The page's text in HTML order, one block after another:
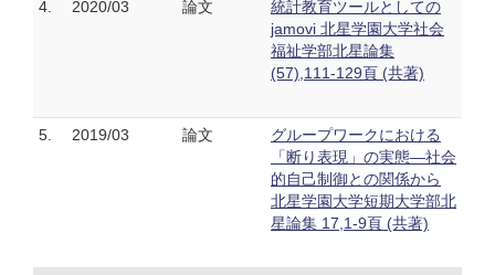
4. 2020/03 論文
統計教育ツールとしての
jamovi 北星学園大学社会
福祉学部北星論集
(57),111-129頁 (共著)
5. 2019/03 論文
グループワークにおける
「断り表現」の実態―社会
的自己制御との関係から
北星学園大学短期大学部北
星論集 17,1-9頁 (共著)